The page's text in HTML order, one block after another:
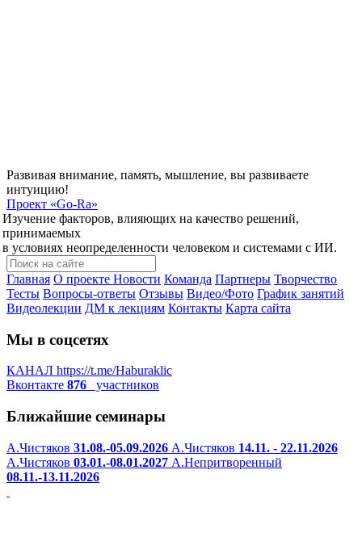
Развивая внимание, память, мышление, вы развиваете
интуицию!
Проект «Go-Ra»
Изучение факторов, влияющих на качество решений,
принимаемых
в условиях неопределенности человеком и системами с ИИ.
Главная О проекте Новости Команда Партнеры Творчество
Тесты Вопросы-ответы Отзывы Видео/Фото График занятий
Видеолекции ДМ к лекциям Контакты Карта сайта
Мы в соцсетях
КАНАЛ https://t.me/Haburaklic
Вконтакте 876 участников
Ближайшие семинары
А.Чистяков 31.08.-05.09.2026 А.Чистяков 14.11. - 22.11.2026
А.Чистяков 03.01.-08.01.2027 А.Непритворенный
08.11.-13.11.2026